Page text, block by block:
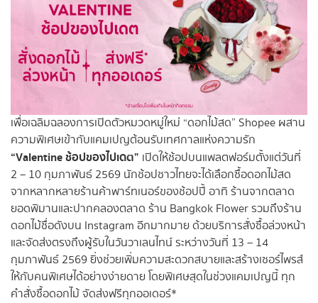
เพื่อเฉลิมฉลองการเปิดตัวหมวดหมู่ใหม่ “ดอกไม้สด” Shopee ผสาน
ความพิเศษเข้ากับแคมเปญต้อนรับเทศกาลแห่งความรัก
“Valentine ช้อปของไปเดต” เปิดให้ช้อปบนแพลตฟอร์มตั้งแต่วันที่
2 – 10 กุมภาพันธ์ 2569 นักช้อปชาวไทยจะได้เลือกซื้อดอกไม้สด
จากหลากหลายร้านค้าพาร์ทเนอร์ของช้อปปี้ อาทิ ร้านจากตลาด
ยอดพิมานและปากคลองตลาด ร้าน Bangkok Flower รวมถึงร้าน
ดอกไม้ชื่อดังบน Instagram อีกมากมาย ด้วยบริการสั่งซื้อล่วงหน้า
และจัดส่งตรงถึงผู้รับในวันวาเลนไทน์ ระหว่างวันที่ 13 – 14
กุมภาพันธ์ 2569 ยิ่งช่วยเพิ่มความสะดวกสบายและสร้างเซอร์ไพรส์
ให้กับคนพิเศษได้อย่างง่ายดาย โดยพิเศษสุดในช่วงแคมเปญนี้ ทุก
คำสั่งซื้อดอกไม้ จัดส่งฟรีทุกออเดอร์*